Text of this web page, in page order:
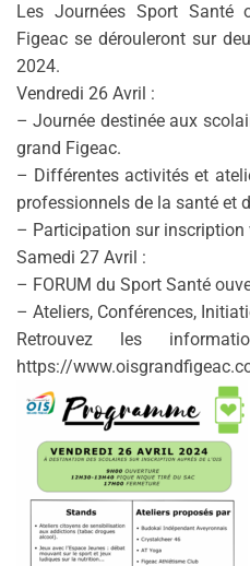
Les Journées Sport Santé
Figeac se dérouleront sur
2024.
Vendredi 26 Avril :
– Journée destinée aux
grand Figeac.
– Différentes activités et
professionnels de la santé et
– Participation sur inscription
Samedi 27 Avril :
– FORUM du Sport Santé
– Ateliers, Conférences,
Retrouvez les
https://